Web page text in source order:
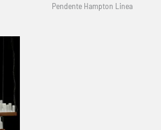
Pendente Hampton Linea